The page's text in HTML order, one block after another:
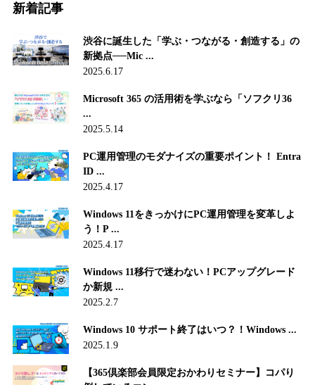
新着記事
渋谷に誕生した「学ぶ・つながる・創造する」の
新拠点──Mic ...
2025.6.17
Microsoft 365 の活⽤術を学ぶなら「ソフクリ36
...
2025.5.14
PC運用管理のモダナイズの重要ポイント！ Entra
ID ...
2025.4.17
Windows 11をきっかけにPC運用管理を変革しよ
う！P ...
2025.4.17
Windows 11移行で迷わない！PCアップグレード
か新規 ...
2025.2.7
Windows 10 サポート終了はいつ？！Windows ...
2025.1.9
【365倶楽部会員限定おかわりセミナー】コパり